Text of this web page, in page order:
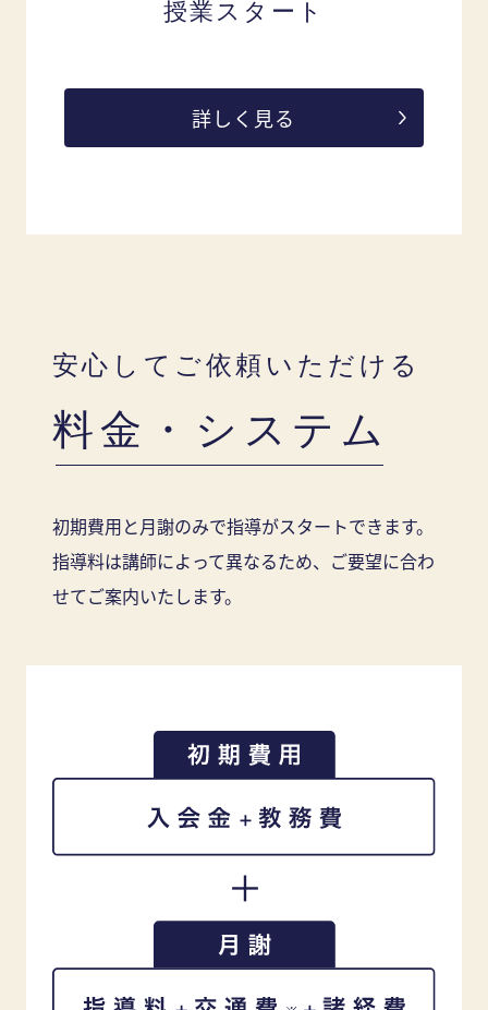
授業スタート
詳しく見る
安心してご依頼いただける
料金・システム
初期費用と月謝のみで指導がスタートできます。
指導料は講師によって異なるため、ご要望に合わ
せてご案内いたします。